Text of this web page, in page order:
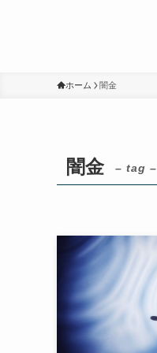
ホーム 闇金
闇金 – tag –